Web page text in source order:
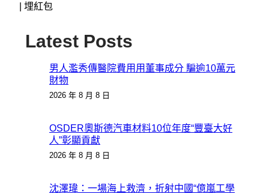
埋紅包
Latest Posts
男人濫秀傳醫院費用用董事成分 騙逾10萬元
財物
2026 年 8 月 8 日
OSDER奧斯德汽車材料10位年度“豐臺大好
人”彰顯貢獻
2026 年 8 月 8 日
沈澤瑋：一場海上救濟，折射中國“億嵐工學